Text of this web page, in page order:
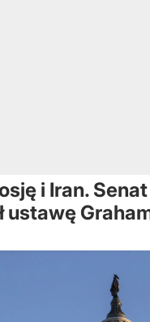
i Iran.
ustawę